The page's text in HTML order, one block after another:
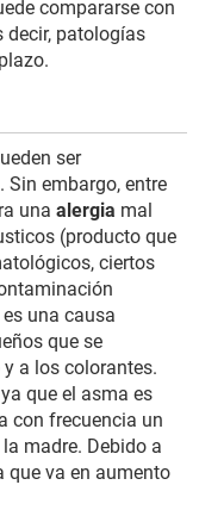
compararse con
decir, patologías
ser
Sin embargo, entre
una alergia mal
(producto que
ciertos
una causa
que se
a los colorantes.
que el asma es
con frecuencia un
madre. Debido a
que va en aumento